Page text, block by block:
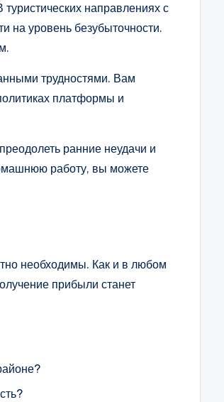
направлениях с
на уровень безубыточности.
трудностями. Вам
платформы и
ранние неудачи и
работу, вы можете
необходимы. Как и в любом
прибыли станет